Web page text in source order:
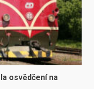
osvědčení na